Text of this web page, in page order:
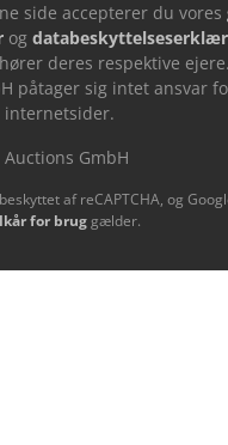
side accepterer du vores
og
deres respektive ejere.
påtager sig intet ansvar
internetsider.
GmbH
af reCAPTCHA, og
for brug gælder.